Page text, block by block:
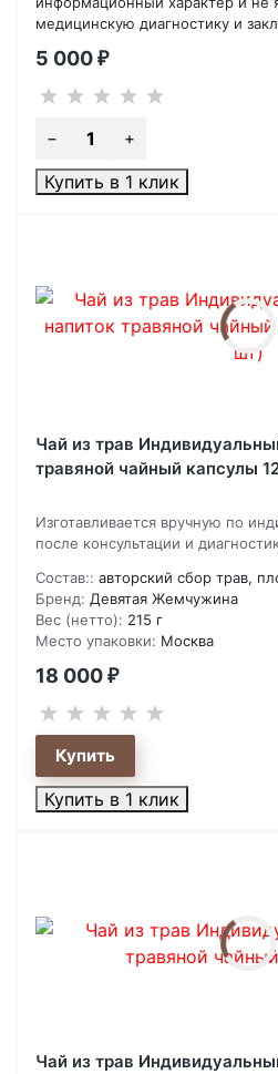
медицинскую диагностику и
5 000 ₽
Купить в 1 клик
Чай из трав
травяной чайный капсулы
Изготавливается вручную по
после консультации и
Состав:: авторский сбор трав,
Бренд: Девятая Жемчужина
Вес (нетто): 215 г
Место упаковки: Москва
18 000 ₽
Купить в 1 клик
Чай из трав